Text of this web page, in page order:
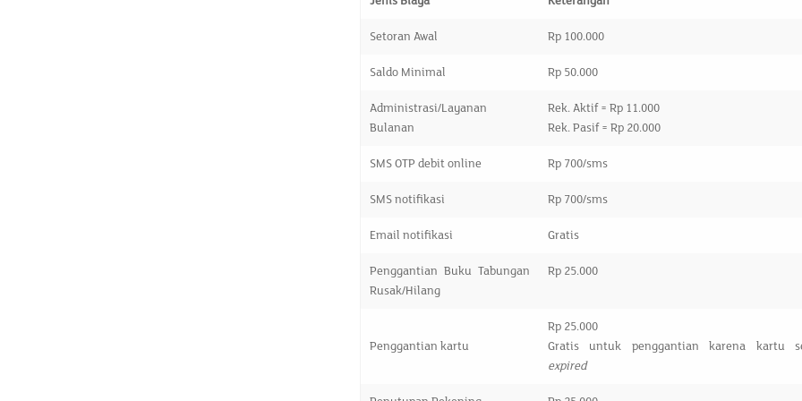
Setoran Awal Rp 100.000
Saldo Minimal Rp 50.000
Administrasi/Layanan
Bulanan
Rek. Aktif = Rp 11.000
Rek. Pasif = Rp 20.000
SMS OTP debit online Rp 700/sms
SMS notifikasi Rp 700/sms
Email notifikasi Gratis
Penggantian Buku Tabungan
Rusak/Hilang
Rp 25.000
Penggantian kartu
Rp 25.000
Gratis untuk penggantian karena kartu
expired